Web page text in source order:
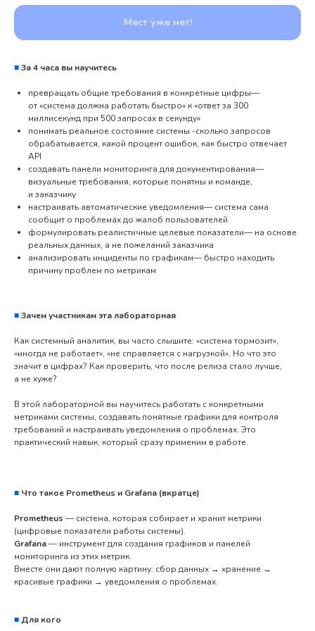
■За 4 часа вы научитесь
превращать общие требования в конкретные цифры—
от «система должна работать быстро» к «ответ за 300
миллисекунд при 500 запросах в секунду»
понимать реальное состояние системы -сколько запросов
обрабатывается, какой процент ошибок, как быстро отвечает
API
создавать панели мониторинга для документирования—
визуальные требования, которые понятны и команде,
и заказчику
настраивать автоматические уведомления— система сама
сообщит о проблемах до жалоб пользователей
формулировать реалистичные целевые показатели— на основе
реальных данных, а не пожеланий заказчика
анализировать инциденты по графикам— быстро находить
причину проблем по метрикам
■Зачем участникам эта лабораторная
Как системный аналитик, вы часто слышите: «система тормозит»,
«иногда не работает», «не справляется с нагрузкой». Но что это
значит в цифрах? Как проверить, что после релиза стало лучше,
а не хуже?
В этой лабораторной вы научитесь работать с конкретными
метриками системы, создавать понятные графики для контроля
требований и настраивать уведомления о проблемах. Это
практический навык, который сразу применим в работе.
■ Что такое Prometheus и Grafana (вкратце)
Prometheus — система, которая собирает и хранит метрики
(цифровые показатели работы системы).
Grafana— инструмент для создания графиков и панелей
мониторинга из этих метрик.
Вместе они дают полную картину: сбор данных → хранение →
красивые графики → уведомления о проблемах.
■ Для кого